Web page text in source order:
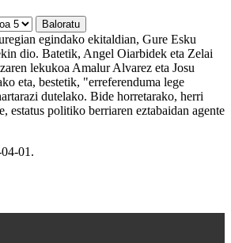
egindako ekitaldian, Gure Esku
dio. Batetik, Angel Oiarbidek eta Zelai
lekukoa Amalur Alvarez eta Josu
eta, bestetik, "erreferenduma lege
dutelako. Bide horretarako, herri
estatus politiko berriaren eztabaidan agente
01 .